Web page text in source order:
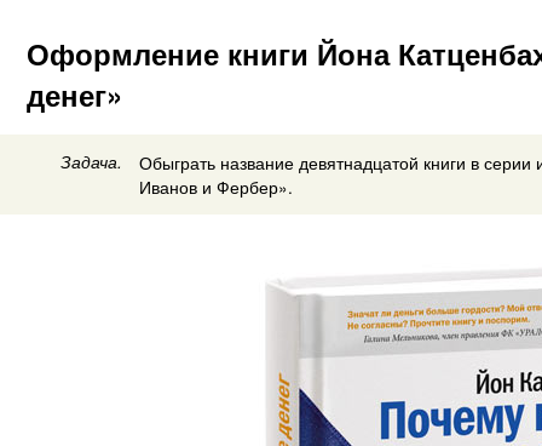
Оформление книги Йона
денег»
Задача.
Обыграть название девятнадцатой книги в серии
Иванов и Фербер».